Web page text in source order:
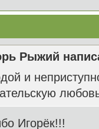
Рыжий
и
Игорёк!!!